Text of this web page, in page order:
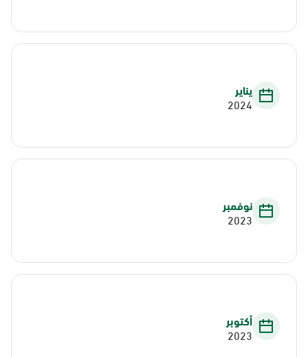
يناير
2024
نوفمبر
2023
أكتوبر
2023